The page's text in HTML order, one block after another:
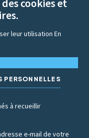
des cookies et
leur utilisationEn
PERSONNELLES
à recueillir
e-mail de votre